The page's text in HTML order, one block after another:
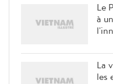
Le
à
La
les